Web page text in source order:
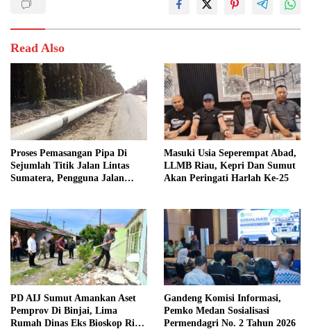
Read Also
Proses Pemasangan Pipa Di
Sejumlah Titik Jalan Lintas
Sumatera, Pengguna Jalan
Masuki Usia Seperempat Abad,
LLMB Riau, Kepri Dan Sumut
Akan Peringati Harlah Ke-25
PD AIJ Sumut Amankan Aset
Pemprov Di Binjai, Lima
Rumah Dinas Eks Bioskop Ria
Gandeng Komisi Informasi,
Pemko Medan Sosialisasi
Permendagri No. 2 Tahun 2026